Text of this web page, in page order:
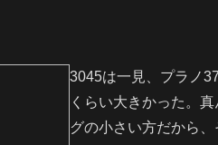
3045は一見、プラノ
くらい大きかった。
グの小さい方だから、